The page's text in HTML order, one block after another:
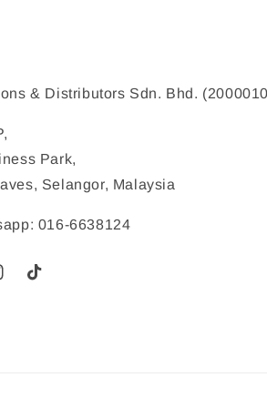
& Distributors Sdn. Bhd.
Park,
Selangor, Malaysia
016-6638124